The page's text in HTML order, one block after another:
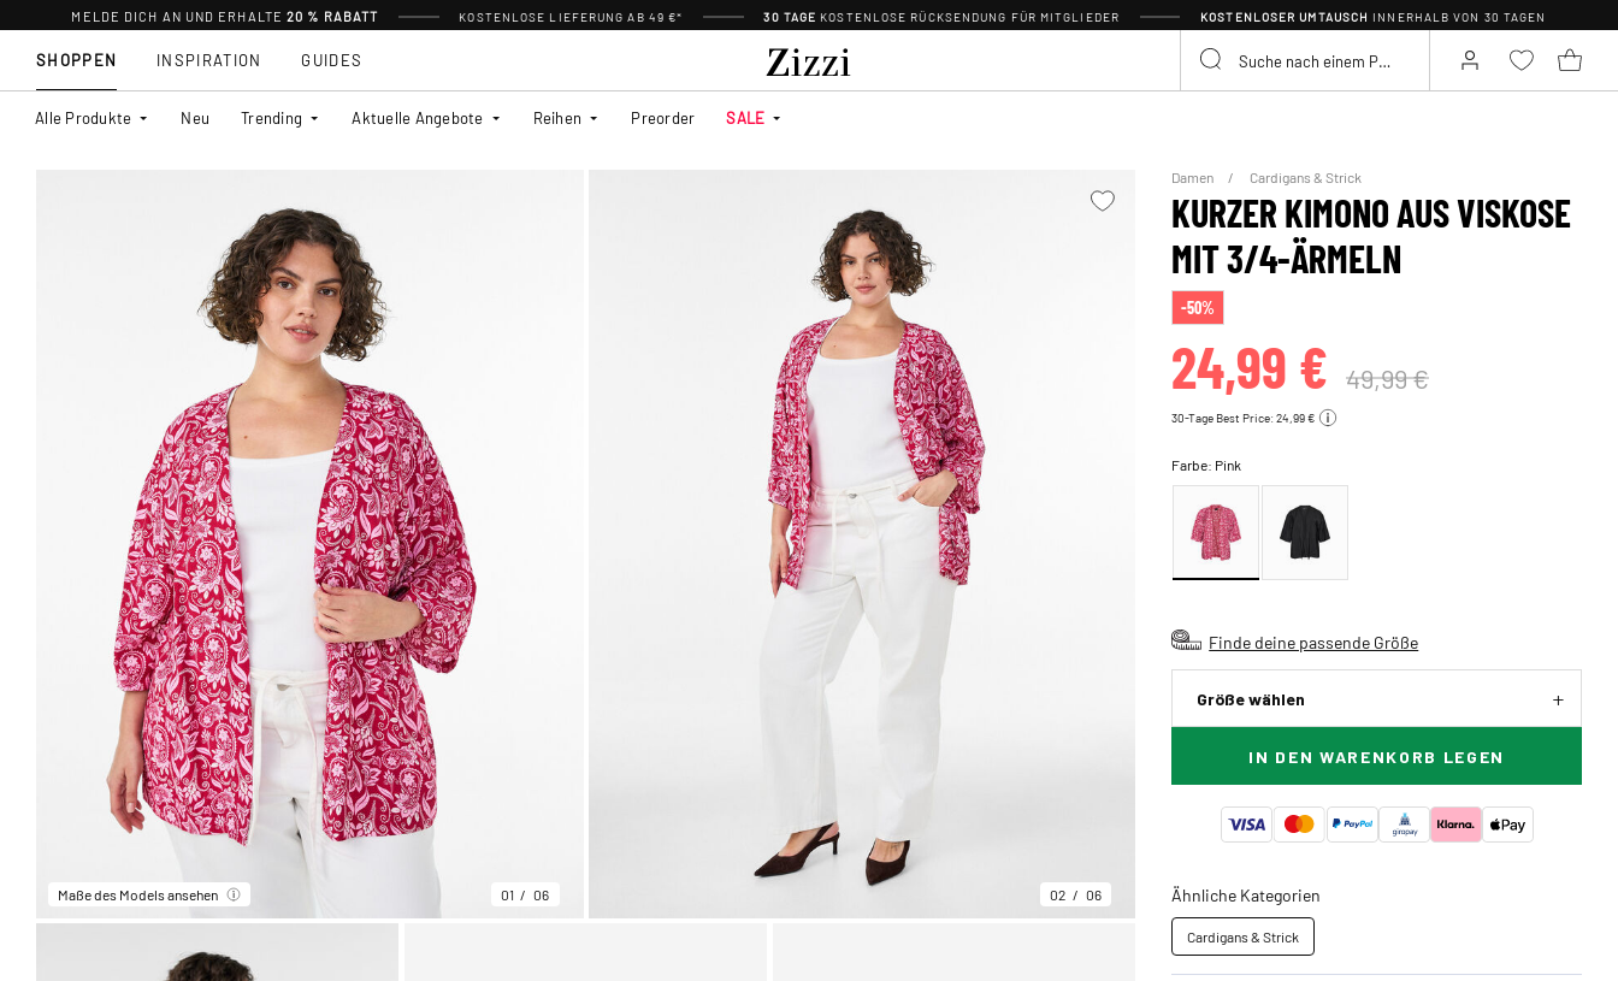
MELDE DICH AN UND ERHALTE20 % RABATT KOSTENLOSE LIEFERUNG AB 49 €* 30 TAGE KOSTENLOSE RÜCKSENDUNG FÜR MITGLIEDER KOSTENLOSER UMTAUSCH INNERHALB VON 30 TAGEN
SHOPPEN
Alle Produkte Neu Trending Aktuelle Angebote Reihen Preorder SALE
INSPIRATION GUIDES
Maße des Models ansehen 01 06 02 06
Damen Cardigans & Strick
KURZER KIMONO AUS VISKOSE
MIT 3/4-ÄRMELN
-50%
24,99 € 49,99 €
30-Tage Best Price: 24,99 €
Farbe: Pink
Finde deine passende Größe
Größe wählen
IN DEN WARENKORB LEGEN
Ähnliche Kategorien
Cardigans & Strick